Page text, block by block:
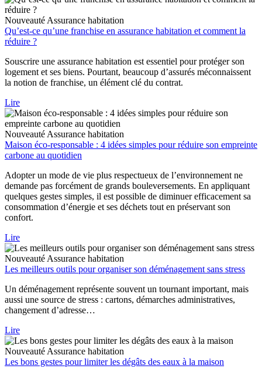
Nouveauté Assurance habitation
Qu’est-ce qu’une franchise en assurance habitation et comment la
réduire ?
Souscrire une assurance habitation est essentiel pour protéger son
logement et ses biens. Pourtant, beaucoup d’assurés méconnaissent
la notion de franchise, un élément clé du contrat.
Lire
Nouveauté Assurance habitation
Maison éco-responsable : 4 idées simples pour réduire son empreinte
carbone au quotidien
Adopter un mode de vie plus respectueux de l’environnement ne
demande pas forcément de grands bouleversements. En appliquant
quelques gestes simples, il est possible de diminuer efficacement sa
consommation d’énergie et ses déchets tout en préservant son
confort.
Lire
Nouveauté Assurance habitation
Les meilleurs outils pour organiser son déménagement sans stress
Un déménagement représente souvent un tournant important, mais
aussi une source de stress : cartons, démarches administratives,
changement d’adresse…
Lire
Nouveauté Assurance habitation
Les bons gestes pour limiter les dégâts des eaux à la maison